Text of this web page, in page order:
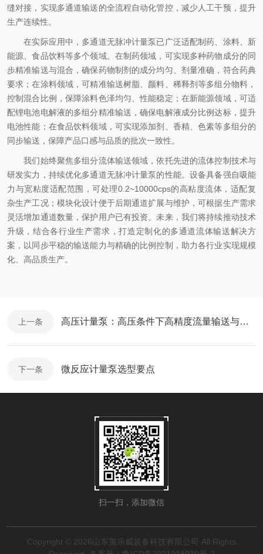
缝对接，实现多通道输送的全流程自动化管控，减少人工干预，提升
生产连续性。
在实际应用中，多通道无脉冲计量泵已广泛适配制药、涂料、新
能源、食品饮料等多个领域。在制药领域，可实现多种药物成分的同
步精准输送与混合，确保药物制剂的成分均匀、剂量准确，符合药典
要求；在涂料领域，可精准输送树脂、颜料、稀释剂等多组分物料，
控制混合比例，保障涂料色泽均匀、性能稳定；在新能源领域，可适
配锂电池电解液的多组分精准输送，确保电解液成分比例达标，提升
电池性能；在食品饮料领域，可实现添加剂、香精、色素等多组分的
同步输送，保障产品口感与品质的批次一致性。
我们始终聚焦多组分流体输送领域，依托先进的流体控制技术与
研发实力，持续优化多通道无脉冲计量泵的性能。设备具备强自吸能
力与宽粘度适配范围，可处理0.2~10000cps的高粘度流体，适配复
杂生产工况；模块化设计便于后期通道扩展与维护，可根据生产需求
灵活增加通道数量，保护用户已有投资。未来，我们将持续推动技术
升级，结合各行业生产需求，打造定制化的多通道流体输送解决方
案，以同步平稳的输送能力与精确的比例控制，助力各行业实现规模
化、高品质生产。
上一条 高压计量泵：高压条件下高精度流量输送与连续流核心进料装备
下一条 微反应计量泵选型要点
扫一扫，添加微信
Copyright © 2026山东英乐威装备科技有限公司 All Rights